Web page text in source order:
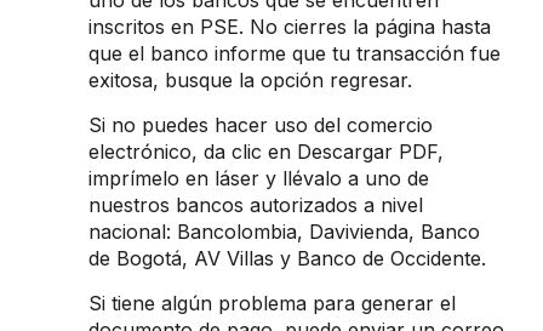
inscritos en PSE. No cierres la página hasta
que el banco informe que tu transacción fue
exitosa, busque la opción regresar.
Si no puedes hacer uso del comercio
electrónico, da clic en Descargar PDF,
imprímelo en láser y llévalo a uno de
nuestros bancos autorizados a nivel
nacional: Bancolombia, Davivienda, Banco
de Bogotá, AV Villas y Banco de Occidente.
Si tiene algún problema para generar el